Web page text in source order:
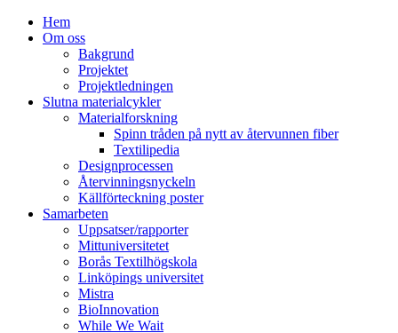
Hem
Om oss
Bakgrund
Projektet
Projektledningen
Slutna materialcykler
Materialforskning
Spinn tråden på nytt av återvunnen fiber
Textilipedia
Designprocessen
Återvinningsnyckeln
Källförteckning poster
Samarbeten
Uppsatser/rapporter
Mittuniversitetet
Borås Textilhögskola
Linköpings universitet
Mistra
BioInnovation
While We Wait